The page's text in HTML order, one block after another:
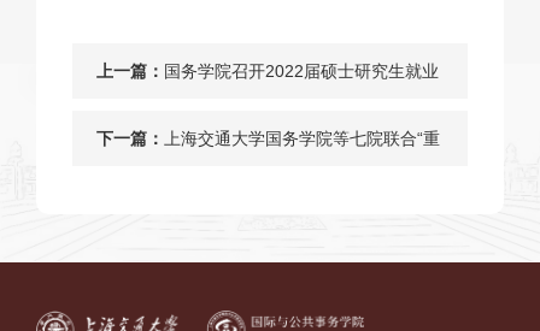
上一篇： 国务学院召开2022届硕士研究生就业
动员会
下一篇： 上海交通大学国务学院等七院联合“重